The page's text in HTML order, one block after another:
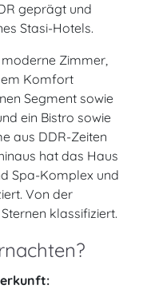
geprägt und
Stasi-Hotels.
Zimmer,
Komfort
Segment sowie
ein Bistro sowie
aus DDR-Zeiten
hat das Haus
Spa-Komplex und
Von der
klassifiziert.